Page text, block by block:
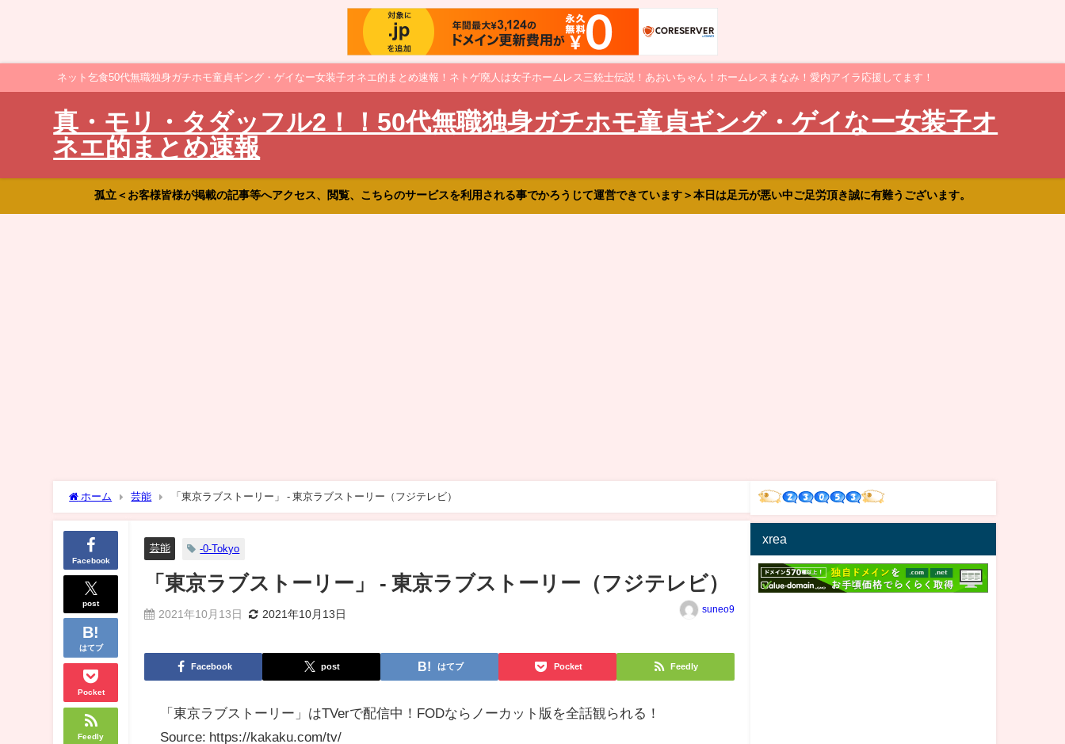
ネット乞食50代無職独身ガチホモ童貞ギング・ゲイなー女装子オネエ的まとめ速報！ネトゲ廃人は女子ホームレス三銃士伝説！あおいちゃん！ホームレスまなみ！愛内アイラ応援してます！
真・モリ・タダッフル2！！50代無職独身ガチホモ童貞ギング・ゲイなー女装子オ
ネエ的まとめ速報
孤立＜お客様皆様が掲載の記事等へアクセス、閲覧、こちらのサービスを利用される事でかろうじて運営できています＞本日は足元が悪い中ご足労頂き誠に有難うございます。
ホーム 芸能 「東京ラブストーリー」 - 東京ラブストーリー（フジテレビ）
Facebook
post
はてブ
Pocket
Feedly
芸能 -0-Tokyo
「東京ラブストーリー」 - 東京ラブストーリー（フジテレビ）
2021年10月13日 2021年10月13日 suneo9
Facebook post はてブ Pocket Feedly
「東京ラブストーリー」はTVerで配信中！FODならノーカット版を全話観られる！
Source: https://kakaku.com/tv/
xrea